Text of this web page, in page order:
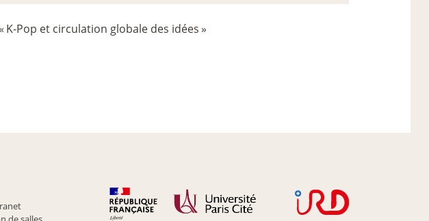
K-Pop et circulation globale des idées»